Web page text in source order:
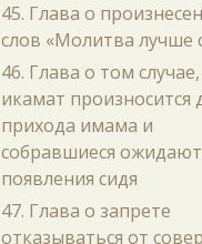
45. Глава о
слов «Молитва лучше
46. Глава о том
икамат произносится
прихода имама и
собравшиеся ожидают
появления сидя
47. Глава о запрете
отказываться от